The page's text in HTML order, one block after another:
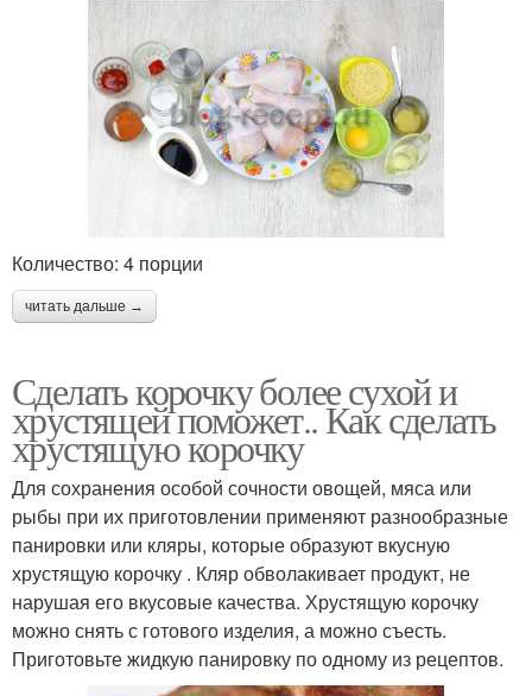
Количество: 4 порции
читать дальше →
Сделать корочку более сухой и
хрустящей поможет.. Как сделать
хрустящую корочку
Для сохранения особой сочности овощей, мяса или
рыбы при их приготовлении применяют разнообразные
панировки или кляры, которые образуют вкусную
хрустящую корочку . Кляр обволакивает продукт, не
нарушая его вкусовые качества. Хрустящую корочку
можно снять с готового изделия, а можно съесть.
Приготовьте жидкую панировку по одному из рецептов.